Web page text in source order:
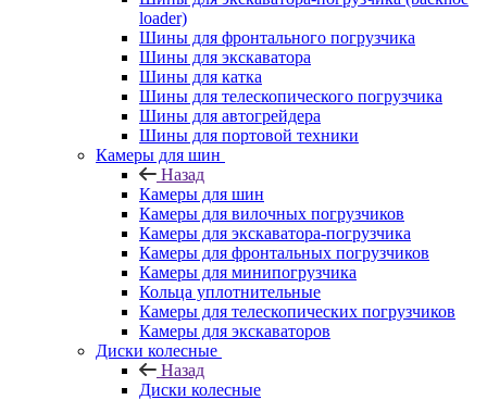
loader)
Шины для фронтального погрузчика
Шины для экскаватора
Шины для катка
Шины для телескопического погрузчика
Шины для автогрейдера
Шины для портовой техники
Камеры для шин
Назад
Камеры для шин
Камеры для вилочных погрузчиков
Камеры для экскаватора-погрузчика
Камеры для фронтальных погрузчиков
Камеры для минипогрузчика
Кольца уплотнительные
Камеры для телескопических погрузчиков
Камеры для экскаваторов
Диски колесные
Назад
Диски колесные